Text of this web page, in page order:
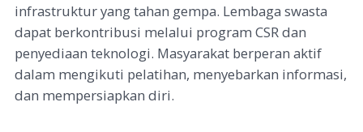
infrastruktur yang tahan gempa. Lembaga swasta
dapat berkontribusi melalui program CSR dan
penyediaan teknologi. Masyarakat berperan aktif
dalam mengikuti pelatihan, menyebarkan informasi,
dan mempersiapkan diri.